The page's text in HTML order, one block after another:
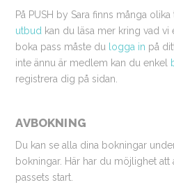
På PUSH by Sara finns många
utbud kan du läsa mer kring vad vi
boka pass måste du logga in på
inte ännu är medlem kan du enkel
registrera dig på sidan.
AVBOKNING
Du kan se alla dina bokningar
bokningar. Här har du möjlighet att
passets start.